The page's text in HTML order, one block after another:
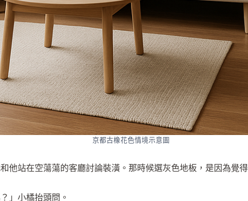
京都古橡花色情境示意圖
他站在空蕩蕩的客廳討論裝潢。那時候選灰色地板，是因為覺
」小橘抬頭問。